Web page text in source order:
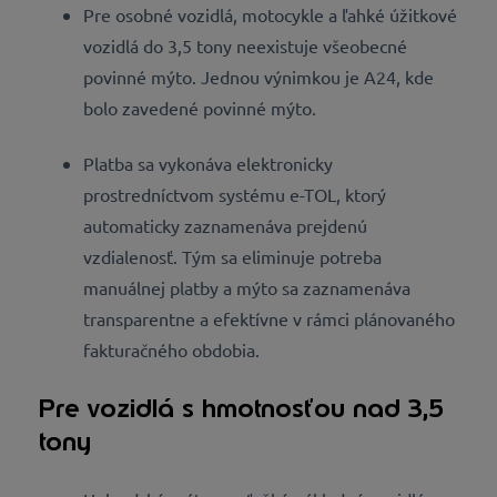
Pre osobné vozidlá, motocykle a ľahké úžitkové
vozidlá do 3,5 tony neexistuje všeobecné
povinné mýto. Jednou výnimkou je A24, kde
bolo zavedené povinné mýto.
Platba sa vykonáva elektronicky
prostredníctvom systému e-TOL, ktorý
automaticky zaznamenáva prejdenú
vzdialenosť. Tým sa eliminuje potreba
manuálnej platby a mýto sa zaznamenáva
transparentne a efektívne v rámci plánovaného
fakturačného obdobia.
Pre vozidlá s hmotnosťou nad 3,5
tony